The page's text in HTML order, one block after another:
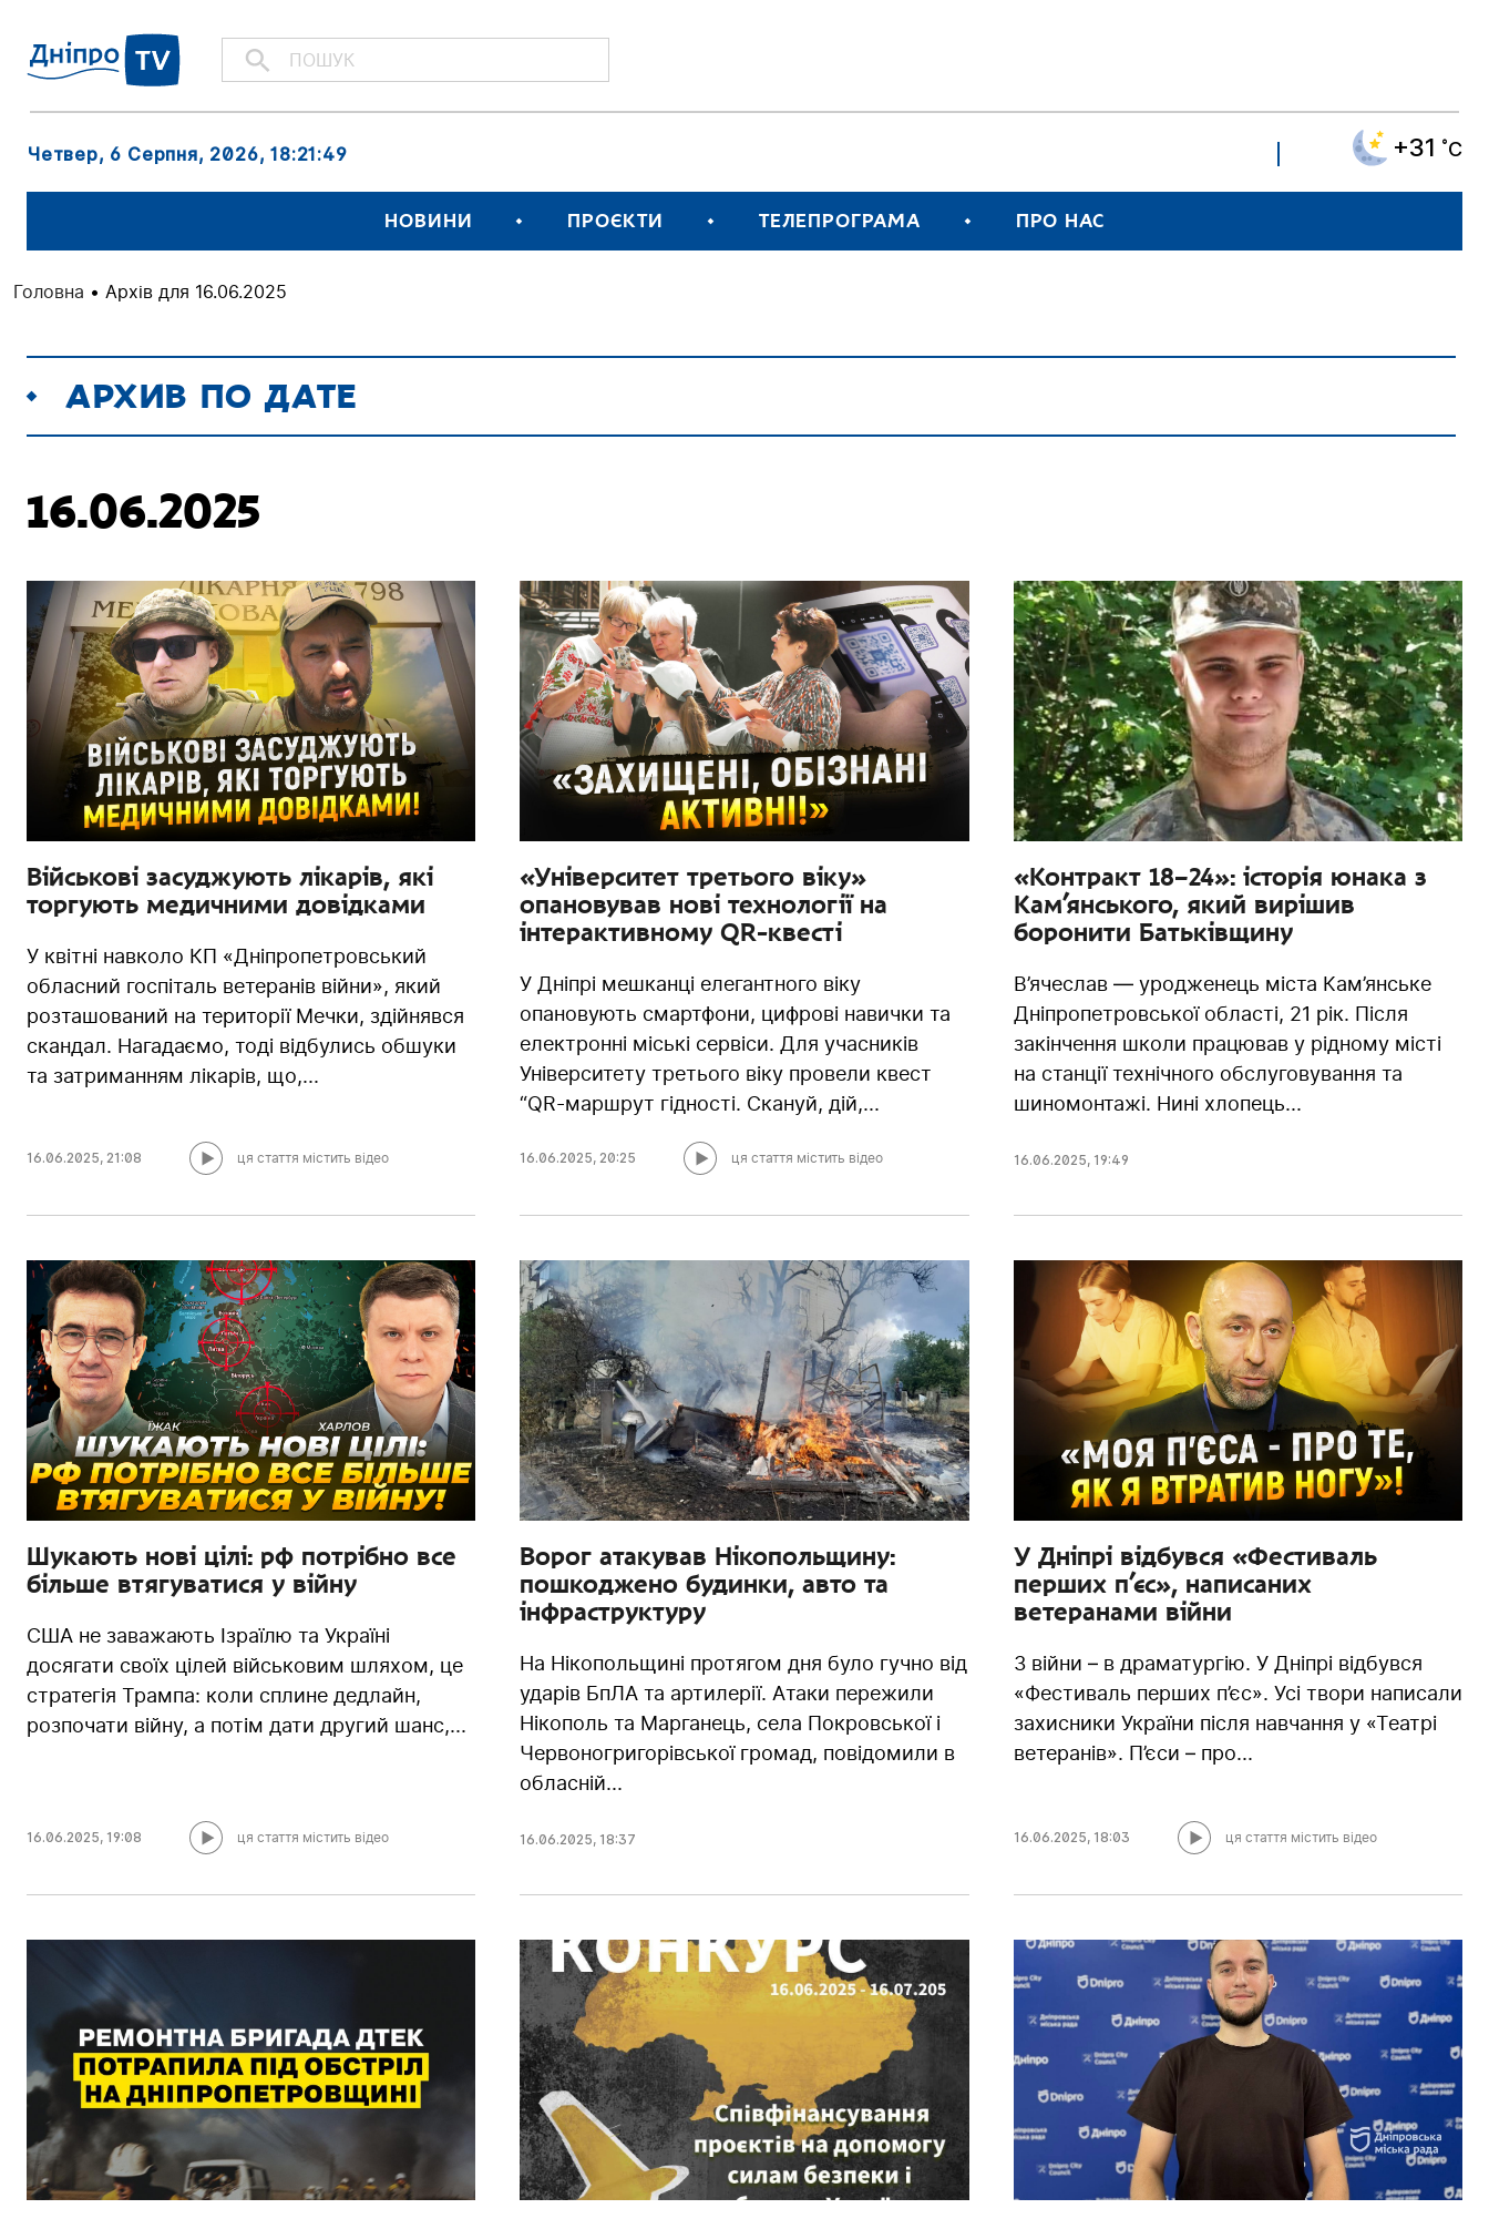
Четвер, 6 Серпня, 2026, 18:21:50 +31 ˚C
НОВИНИ ПРОЄКТИ ТЕЛЕПРОГРАМА ПРО НАС
Головна • Архів для 16.06.2025
АРХИВ ПО ДАТЕ
16.06.2025
Військові засуджують лікарів, які
торгують медичними довідками
У квітні навколо КП «Дніпропетровський
обласний госпіталь ветеранів війни», який
розташований на території Мечки, здійнявся
скандал. Нагадаємо, тоді відбулись обшуки
та затриманням лікарів, що,...
16.06.2025, 21:08 ця стаття містить відео
«Університет третього віку»
опановував нові технології на
інтерактивному QR-квесті
У Дніпрі мешканці елегантного віку
опановують смартфони, цифрові навички та
електронні міські сервіси. Для учасників
Університету третього віку провели квест
“QR-маршрут гідності. Скануй, дій,...
16.06.2025, 20:25 ця стаття містить відео
«Контракт 18–24»: історія юнака з
Кам’янського, який вирішив
боронити Батьківщину
В’ячеслав — уродженець міста Кам’янське
Дніпропетровської області, 21 рік. Після
закінчення школи працював у рідному місті
на станції технічного обслуговування та
шиномонтажі. Нині хлопець...
16.06.2025, 19:49
Шукають нові цілі: рф потрібно все
більше втягуватися у війну
США не заважають Ізраїлю та Україні
досягати своїх цілей військовим шляхом, це
стратегія Трампа: коли сплине дедлайн,
розпочати війну, а потім дати другий шанс,...
16.06.2025, 19:08 ця стаття містить відео
Ворог атакував Нікопольщину:
пошкоджено будинки, авто та
інфраструктуру
На Нікопольщині протягом дня було гучно від
ударів БпЛА та артилерії. Атаки пережили
Нікополь та Марганець, села Покровської і
Червоногригорівської громад, повідомили в
обласній...
16.06.2025, 18:37
У Дніпрі відбувся «Фестиваль
перших п’єс», написаних
ветеранами війни
З війни – в драматургію. У Дніпрі відбувся
«Фестиваль перших п’єс». Усі твори написали
захисники України після навчання у «Театрі
ветеранів». П’єси – про...
16.06.2025, 18:03 ця стаття містить відео